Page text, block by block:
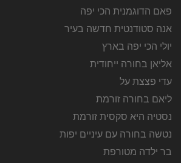
פאם הדוגמנית הכי יפה
אנה סטודנטית חדשה בעיר
יולי הכי יפה בארץ
אליאן בחורה ייחודית
עדי פצצת על
ליאם בחורה זורמת
נסטיה היא סקסית זורמת
נטשה בחורה עם עיניים יפות
בר ילדה מטורפת